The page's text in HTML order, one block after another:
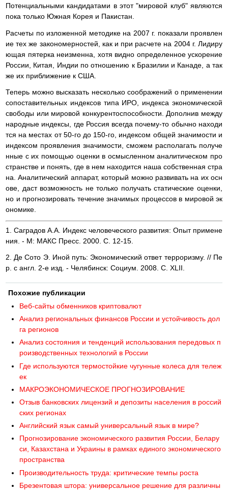
Потенциальными кандидатами в этот "мировой клуб" являются
пока только Южная Корея и Пакистан.
Расчеты по изложенной методике на 2007 г. показали проявлен
ие тех же закономерностей, как и при расчете на 2004 г. Лидиру
ющая пятерка неизменна, хотя видно определенное ускорение
России, Китая, Индии по отношению к Бразилии и Канаде, а так
же их приближение к США.
Теперь можно высказать несколько соображений о применении
сопоставительных индексов типа ИРО, индекса экономической
свободы или мировой конкурентоспособности. Дополнив между
народные индексы, где Россия всегда почему-то обычно находи
тся на местах от 50-го до 150-го, индексом общей значимости и
индексом проявления значимости, сможем располагать получе
нные с их помощью оценки в осмысленном аналитическом про
странстве и понять, где в нем находится наша собственная стра
на. Аналитический аппарат, который можно развивать на их осн
ове, даст возможность не только получать статические оценки,
но и прогнозировать течение значимых процессов в мировой эк
ономике.
1. Саградов А.А. Индекс человеческого развития: Опыт примене
ния. - М: МАКС Пресс. 2000. С. 12-15.
2. Де Сото Э. Иной путь: Экономический ответ терроризму. // Пе
р. с англ. 2-е изд. - Челябинск: Социум. 2008. С. XLII.
Похожие публикации
Веб-сайты обменников криптовалют
Анализ региональных финансов России и устойчивость дол
га регионов
Анализ состояния и тенденций использования передовых п
роизводственных технологий в России
Где используются термостойкие чугунные колеса для тележ
ек
МАКРОЭКОНОМИЧЕСКОЕ ПРОГНОЗИРОВАНИЕ
Отзыв банковских лицензий и депозиты населения в россий
ских регионах
Английский язык самый универсальный язык в мире?
Прогнозирование экономического развития России, Белару
си, Казахстана и Украины в рамках единого экономического
пространства
Производительность труда: критические темпы роста
Брезентовая штора: универсальное решение для различны